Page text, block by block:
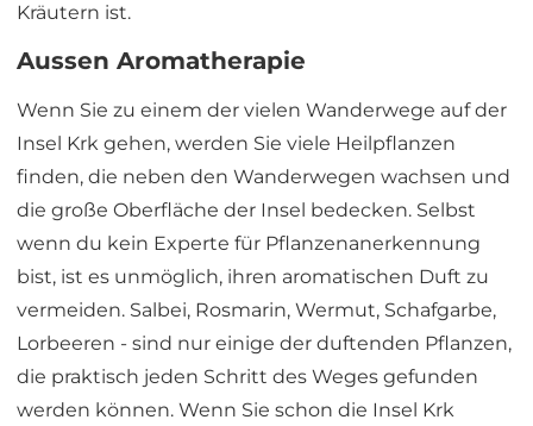
Kräutern ist.
Aussen Aromatherapie
Wenn Sie zu einem der vielen Wanderwege auf der
Insel Krk gehen, werden Sie viele Heilpflanzen
finden, die neben den Wanderwegen wachsen und
die große Oberfläche der Insel bedecken. Selbst
wenn du kein Experte für Pflanzenanerkennung
bist, ist es unmöglich, ihren aromatischen Duft zu
vermeiden. Salbei, Rosmarin, Wermut, Schafgarbe,
Lorbeeren - sind nur einige der duftenden Pflanzen,
die praktisch jeden Schritt des Weges gefunden
werden können. Wenn Sie schon die Insel Krk